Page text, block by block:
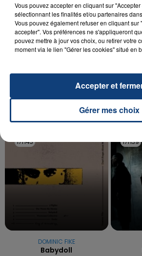
20 juillet 2026
UNE ADOLESCENTE DEVANT
La famille a porté plainte contre
reconnu sa responsabilité et
TITRES DIFFUSÉS
17h43
17h43
DOMINIC FIKE
Babydoll
17h39
17h39
Vous pouvez accepter en cliquant sur
sélectionnant les finalités et/ou partenaires
Vous pouvez également refuser en cliquant sur
accepter". Vos préférences ne s'appliqueront
pouvez mettre à jour vos choix, ou retirer votre
moment via le lien "Gérer les cookies" situé en
Gérer mes choix
Accepter et